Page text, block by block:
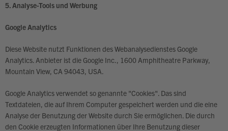
5. Analyse-Tools und Werbung
Google Analytics
Diese Website nutzt Funktionen des Webanalysedienstes Google
Analytics. Anbieter ist die Google Inc., 1600 Amphitheatre Parkway,
Mountain View, CA 94043, USA.
Google Analytics verwendet so genannte "Cookies". Das sind
Textdateien, die auf Ihrem Computer gespeichert werden und die eine
Analyse der Benutzung der Website durch Sie ermöglichen. Die durch
den Cookie erzeugten Informationen über Ihre Benutzung dieser